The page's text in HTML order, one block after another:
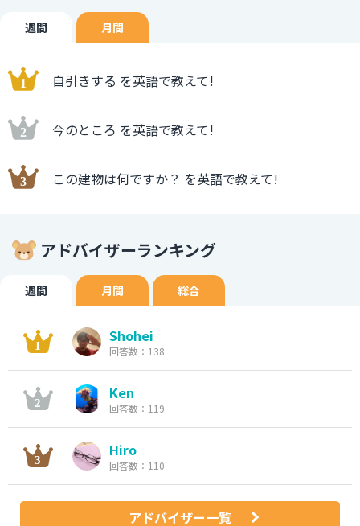
週間 月間
自引きする を英語で教えて!
今のところ を英語で教えて!
この建物は何ですか？ を英語で教えて!
アドバイザーランキング
週間 月間 総合
Shohei
回答数：138
Ken
回答数：119
Hiro
回答数：110
アドバイザー一覧